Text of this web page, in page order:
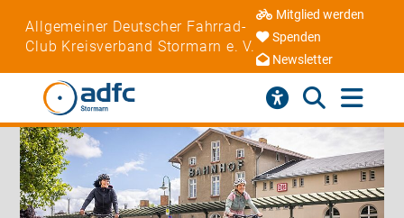
Allgemeiner Deutscher Fahrrad-
Club Kreisverband Stormarn e. V.
Mitglied werden
Spenden
Newsletter